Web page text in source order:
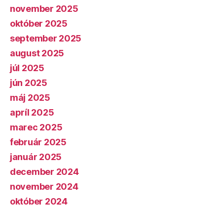
november 2025
október 2025
september 2025
august 2025
júl 2025
jún 2025
máj 2025
apríl 2025
marec 2025
február 2025
január 2025
december 2024
november 2024
október 2024